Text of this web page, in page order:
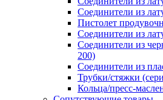
Соединители из
Пистолет
Соединители из
Соединители из
200)
Соединители из
Трубки/стяжки
Кольца/пресс-